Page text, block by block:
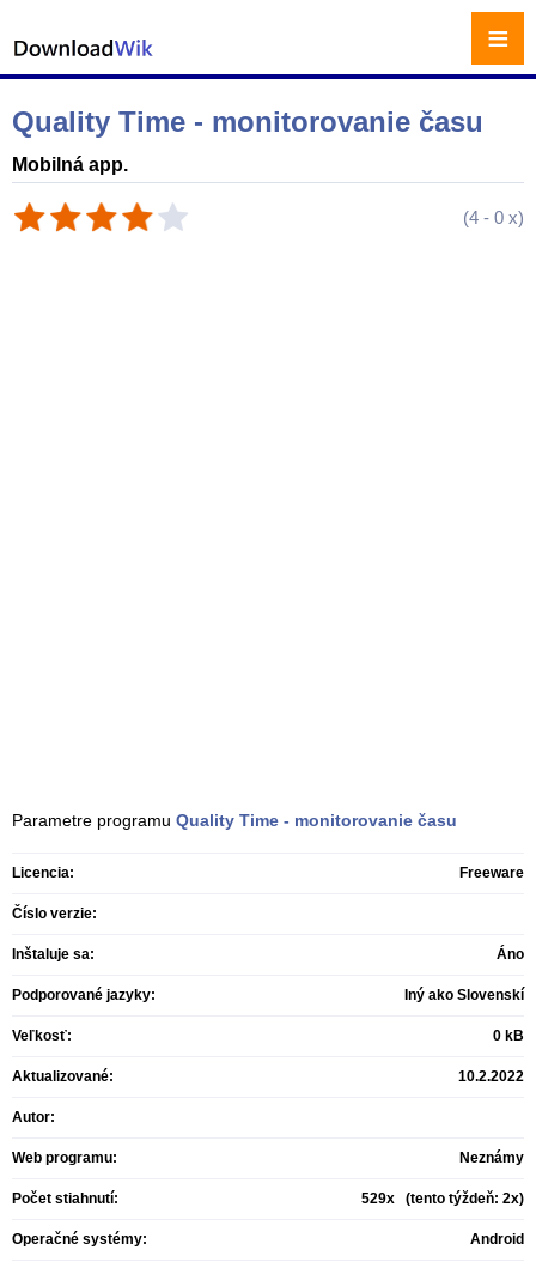
Quality Time - monitorovanie času
Mobilná app.
(4 - 0 x)
Parametre programu Quality Time - monitorovanie času
Licencia: Freeware
Číslo verzie:
Inštaluje sa: Áno
Podporované jazyky: Iný ako Slovenskí
Veľkosť: 0 kB
Aktualizované: 10.2.2022
Autor:
Web programu: Neznámy
Počet stiahnutí: 529x (tento týždeň: 2x)
Operačné systémy: Android
≡